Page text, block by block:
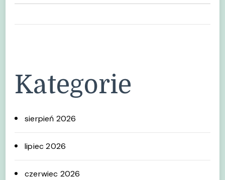
Kategorie
sierpień 2026
lipiec 2026
czerwiec 2026